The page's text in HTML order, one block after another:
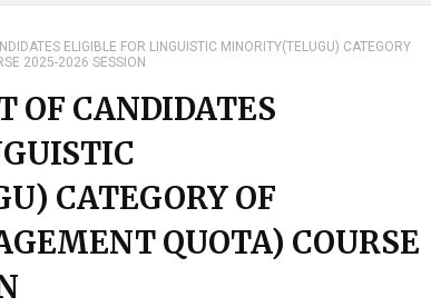
ELIGIBLE FOR LINGUISTIC MINORITY(TELUGU) CATEGORY
2025-2026 SESSION
OF CANDIDATES
CATEGORY OF
QUOTA) COURSE